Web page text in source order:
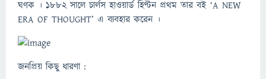
ঘণক । ১৮৮২ সালে চার্লস হাওয়ার্ড হিণ্টন প্রথম তার বই ‘A NEW
ERA OF THOUGHT’ এ ব্যবহার করেন ।
জনপ্রিয় কিছু ধারণা :